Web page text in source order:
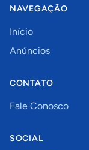
NAVEGAÇÃO
Início
Anúncios
CONTATO
Fale Conosco
SOCIAL